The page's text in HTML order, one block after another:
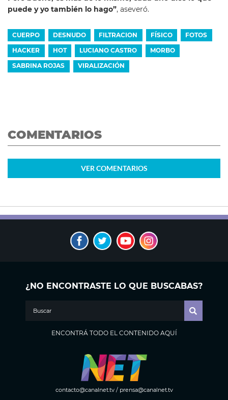
puede y yo también lo hago”, aseveró.
CUERPO DESNUDO FILTRACION FÍSICO FOTOS
HACKER HOT LUCIANO CASTRO MORBO
SABRINA ROJAS VIRALIZACIÓN
COMENTARIOS
VER COMENTARIOS
¿NO ENCONTRASTE LO QUE BUSCABAS?
ENCONTRÁ TODO EL CONTENIDO AQUÍ
contacto@canalnet.tv/ prensa@canalnet.tv